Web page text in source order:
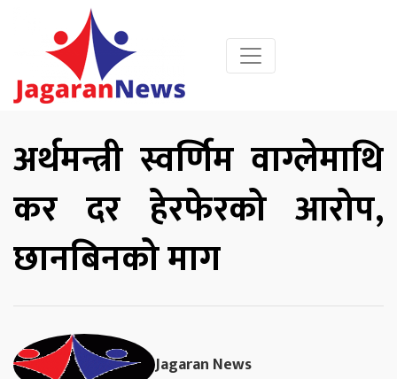
अर्थमन्त्री स्वर्णिम वाग्लेमाथि
कर दर हेरफेरको आरोप,
छानबिनको माग
Jagaran News